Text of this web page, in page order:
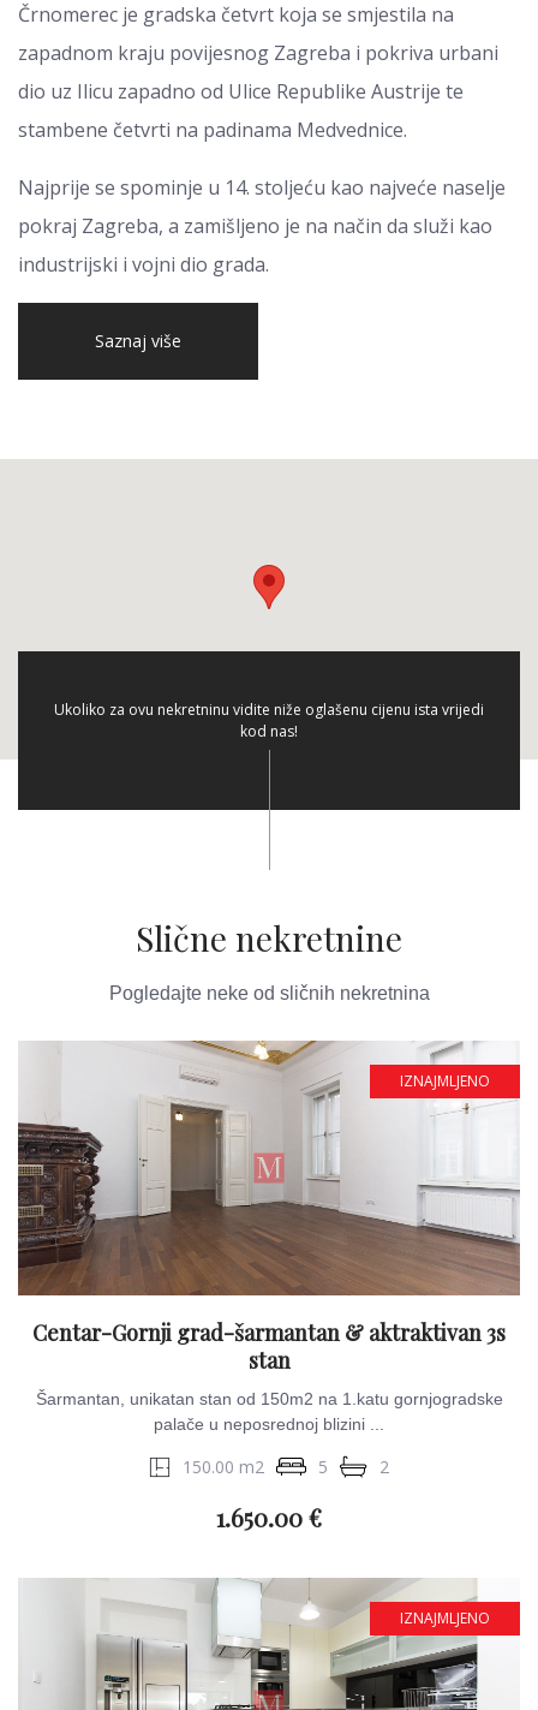
Črnomerec je gradska četvrt koja se smjestila na
zapadnom kraju povijesnog Zagreba i pokriva urbani
dio uz Ilicu zapadno od Ulice Republike Austrije te
stambene četvrti na padinama Medvednice.
Najprije se spominje u 14. stoljeću kao najveće naselje
pokraj Zagreba, a zamišljeno je na način da služi kao
industrijski i vojni dio grada.
Saznaj više
Ukoliko za ovu nekretninu vidite niže oglašenu cijenu ista vrijedi
kod nas!
Slične nekretnine
Pogledajte neke od sličnih nekretnina
IZNAJMLJENO
Centar-Gornji grad-šarmantan & aktraktivan 3s
stan
Šarmantan, unikatan stan od 150m2 na 1.katu gornjogradske
palače u neposrednoj blizini ...
150.00 m2 5 2
1.650.00 €
IZNAJMLJENO